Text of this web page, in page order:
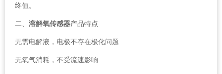
终值。
二、 溶解氧传感器产品特点
无需电解液，电极不存在极化问题
无氧气消耗，不受流速影响